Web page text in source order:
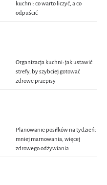
kuchni: co warto liczyć, a co
odpuścić
Organizacja kuchni: jak ustawić
strefy, by szybciej gotować
zdrowe przepisy
Planowanie posiłków na tydzień:
mniej marnowania, więcej
zdrowego odżywiania